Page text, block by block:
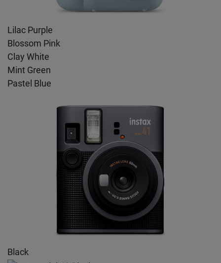
Lilac Purple
Blossom Pink
Clay White
Mint Green
Pastel Blue
Black